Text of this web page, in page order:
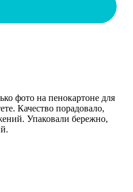
фото на пенокартоне для
Качество порадовало,
Упаковали бережно,